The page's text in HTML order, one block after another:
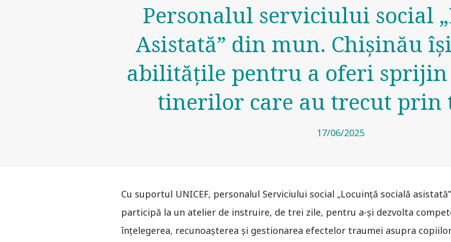
Personalul serviciului social
Asistată” din mun. Chișinău
abilitățile pentru a oferi
tinerilor care au trecut prin
17/06/2025
Cu suportul UNICEF, personalul Serviciului social „Locuință socială
participă la un atelier de instruire, de trei zile, pentru a-și dezvolta
înțelegerea, recunoașterea și gestionarea efectelor traumei asupra